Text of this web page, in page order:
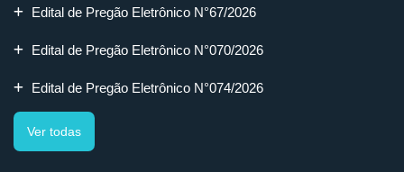
Edital de Pregão Eletrônico N°67/2026
Edital de Pregão Eletrônico N°070/2026
Edital de Pregão Eletrônico N°074/2026
Ver todas